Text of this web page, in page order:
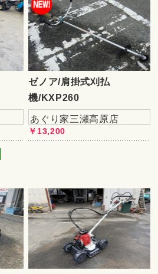
ゼノア/肩掛式刈払
機/KXP260
あぐり家三瀬高原店
￥13,200